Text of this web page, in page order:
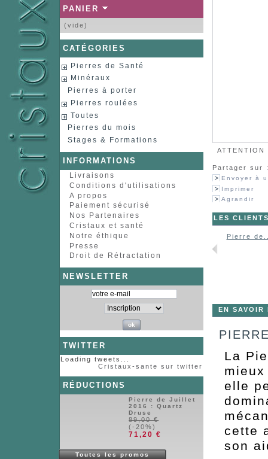
PANIER
(vide)
CATÉGORIES
Pierres de Santé
Minéraux
Pierres à porter
Pierres roulées
Toutes
Pierres du mois
Stages & Formations
INFORMATIONS
Livraisons
Conditions d'utilisations
A propos
Paiement sécurisé
Nos Partenaires
Cristaux et santé
Notre éthique
Presse
Droit de Rétractation
NEWSLETTER
TWITTER
Loading tweets...
Cristaux-sante sur twitter
RÉDUCTIONS
Pierre de Juillet
2016 : Quartz
Druse
89,00 €
(-20%)
71,20 €
Toutes les promos
Partager sur
Envoyer à
Imprimer
Agrandir
LES
Pierre
EN SAVOIR
La
elle
cette
son